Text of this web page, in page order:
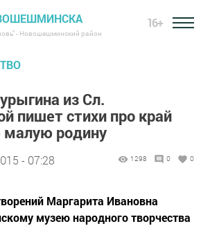
- Новошешминский район
16+
из Сл.
пишет стихи про край
малую родину
- 07:28 1298 0 0
Маргарита Ивановна
музею народного творчества